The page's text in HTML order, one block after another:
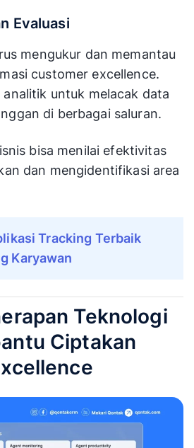
Evaluasi
mengukur dan memantau
customer excellence.
untuk melacak data
di berbagai saluran.
bisa menilai efektivitas
dan mengidentifikasi area
Tracking Terbaik
Karyawan
Teknologi
Ciptakan